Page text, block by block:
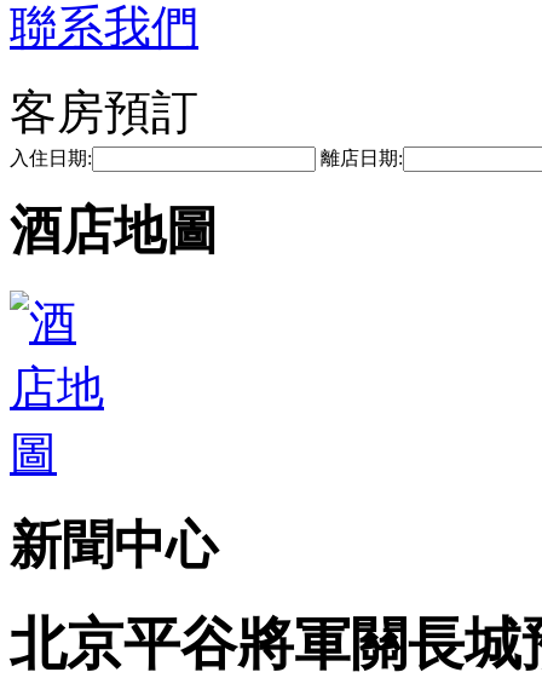
聯系我們
客房預訂
入住日期: 離店日期:
酒店地圖
新聞中心
北京平谷將軍關長城